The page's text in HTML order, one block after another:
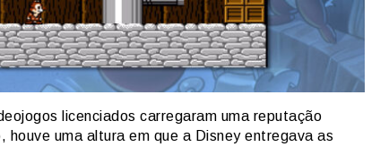
licenciados carregaram uma reputação
houve uma altura em que a Disney entregava as